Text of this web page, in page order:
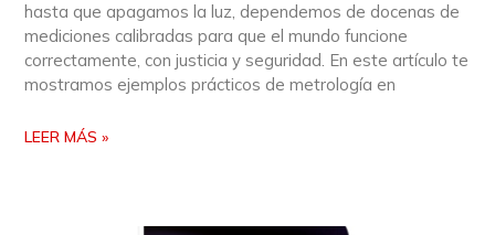
hasta que apagamos la luz, dependemos de docenas de
mediciones calibradas para que el mundo funcione
correctamente, con justicia y seguridad. En este artículo te
mostramos ejemplos prácticos de metrología en
LEER MÁS »